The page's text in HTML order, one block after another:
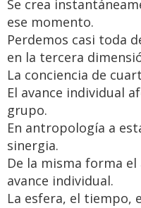
Se crea
ese momento.
Perdemos casi toda
en la tercera
La conciencia de
El avance individual
grupo.
En antropología a
sinergia.
De la misma forma
avance individual.
La esfera, el tiempo,